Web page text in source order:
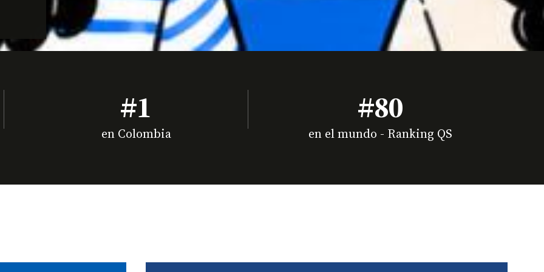
#1
en Colombia
#80
en el mundo - Ranking QS